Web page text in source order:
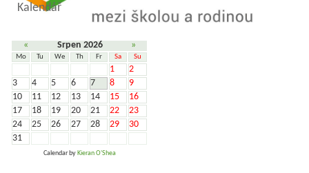
Kalendář
« Srpen 2026 »
Mo Tu We Th Fr Sa Su
1
2
3
4 5 6 7 8
9
10
11 12 13 14 15
16
17
18 19 20 21 22
23
24
25 26 27 28 29
30
31
Calendar by Kieran O'Shea